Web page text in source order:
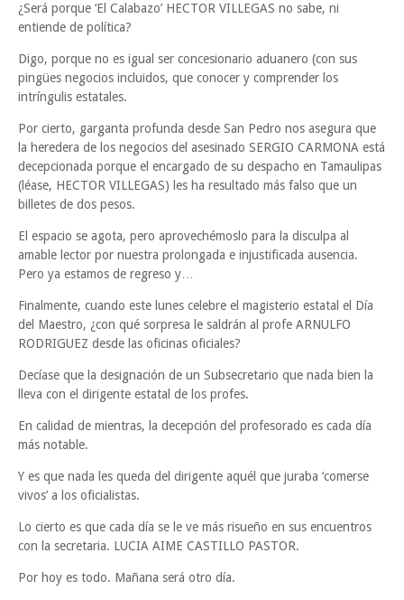
¿Será porque ‘El Calabazo’ HECTOR VILLEGAS no sabe, ni
entiende de política?
Digo, porque no es igual ser concesionario aduanero (con sus
pingües negocios incluidos, que conocer y comprender los
intríngulis estatales.
Por cierto, garganta profunda desde San Pedro nos asegura que
la heredera de los negocios del asesinado SERGIO CARMONA está
decepcionada porque el encargado de su despacho en Tamaulipas
(léase, HECTOR VILLEGAS) les ha resultado más falso que un
billetes de dos pesos.
El espacio se agota, pero aprovechémoslo para la disculpa al
amable lector por nuestra prolongada e injustificada ausencia.
Pero ya estamos de regreso y…
Finalmente, cuando este lunes celebre el magisterio estatal el Día
del Maestro, ¿con qué sorpresa le saldrán al profe ARNULFO
RODRIGUEZ desde las oficinas oficiales?
Decíase que la designación de un Subsecretario que nada bien la
lleva con el dirigente estatal de los profes.
En calidad de mientras, la decepción del profesorado es cada día
más notable.
Y es que nada les queda del dirigente aquél que juraba ‘comerse
vivos’ a los oficialistas.
Lo cierto es que cada día se le ve más risueño en sus encuentros
con la secretaria. LUCIA AIME CASTILLO PASTOR.
Por hoy es todo. Mañana será otro día.